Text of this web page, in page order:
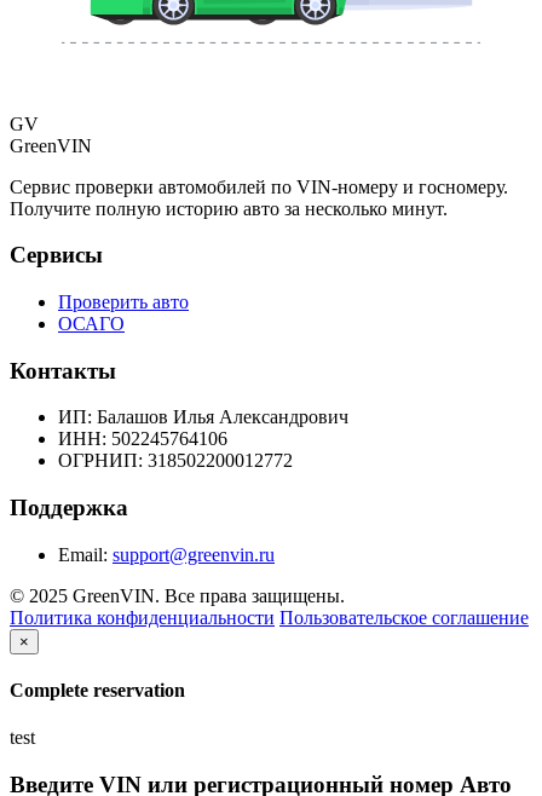
GV
GreenVIN
Сервис проверки автомобилей по VIN-номеру и госномеру.
Получите полную историю авто за несколько минут.
Сервисы
Проверить авто
ОСАГО
Контакты
ИП: Балашов Илья Александрович
ИНН: 502245764106
ОГРНИП: 318502200012772
Поддержка
Email: support@greenvin.ru
© 2025 GreenVIN. Все права защищены.
Политика конфиденциальности Пользовательское соглашение
×
Complete reservation
test
Введите VIN или регистрационный номер Авто